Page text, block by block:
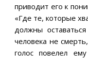
приводит его к
«Где те, которые
должны
человека не
голос повелел